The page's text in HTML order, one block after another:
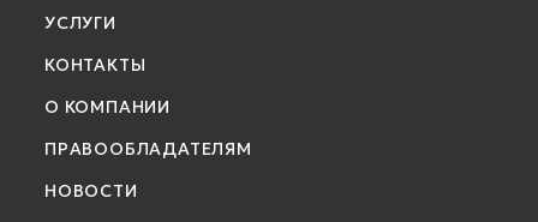
УСЛУГИ
КОНТАКТЫ
О КОМПАНИИ
ПРАВООБЛАДАТЕЛЯМ
НОВОСТИ